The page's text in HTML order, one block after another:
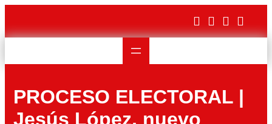
contenido
PROCESO ELECTORAL |
Jesús López, nuevo